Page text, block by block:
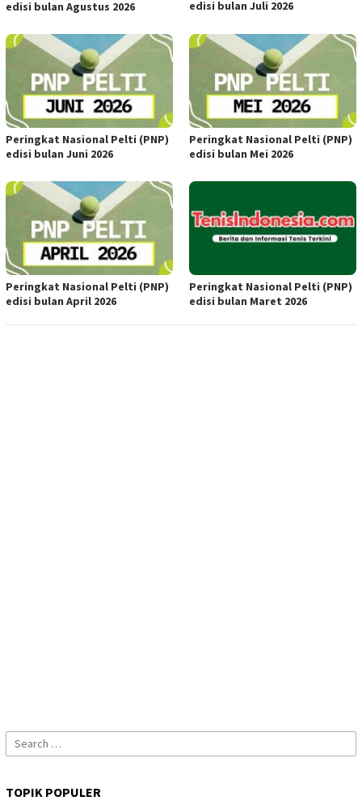
edisi bulan Agustus 2026 edisi bulan Juli 2026
Peringkat Nasional Pelti (PNP)
edisi bulan Juni 2026
Peringkat Nasional Pelti (PNP)
edisi bulan Mei 2026
Peringkat Nasional Pelti (PNP)
edisi bulan April 2026
Peringkat Nasional Pelti (PNP)
edisi bulan Maret 2026
Search
for:
TOPIK POPULER